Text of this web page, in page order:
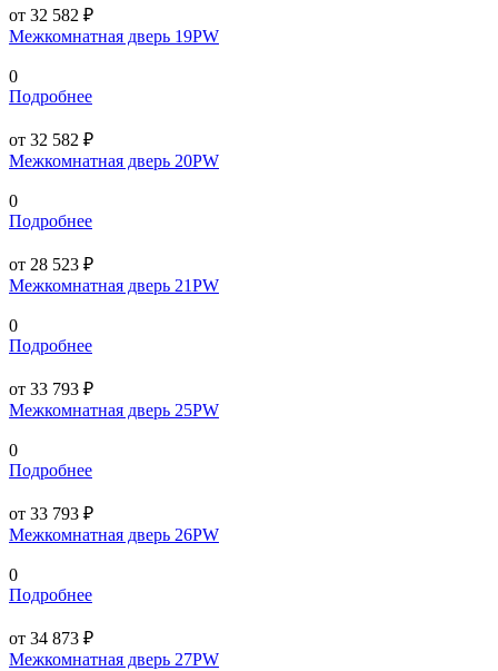
от 32 582 ₽
Межкомнатная дверь 19PW
0
Подробнее
от 32 582 ₽
Межкомнатная дверь 20PW
0
Подробнее
от 28 523 ₽
Межкомнатная дверь 21PW
0
Подробнее
от 33 793 ₽
Межкомнатная дверь 25PW
0
Подробнее
от 33 793 ₽
Межкомнатная дверь 26PW
0
Подробнее
от 34 873 ₽
Межкомнатная дверь 27PW